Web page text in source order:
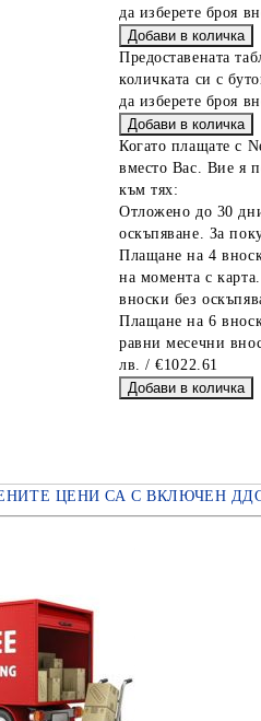
да изберете броя
Предоставената
количката си с
да изберете броя
Когато плащате с
вместо Вас. Вие я
към тях:
Отложено до 30
оскъпяване. За
Плащане на 4
на момента с
вноски без
Плащане на 6
равни месечни
лв. / €1022.61
ЦЕНИ СА С ВКЛЮЧЕН